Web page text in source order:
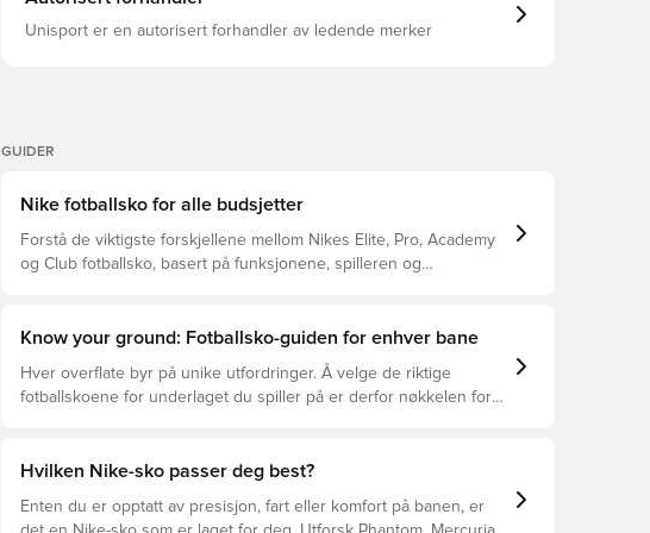
Unisport er en autorisert forhandler av ledende merker
GUIDER
Nike fotballsko for alle budsjetter
Forstå de viktigste forskjellene mellom Nikes Elite, Pro, Academy
og Club fotballsko, basert på funksjonene, spilleren og
Know your ground: Fotballsko-guiden for enhver bane
Hver overflate byr på unike utfordringer. Å velge de riktige
fotballskoene for underlaget du spiller på er derfor nøkkelen for
beste valget for de forskjellige overflatene.
Hvilken Nike-sko passer deg best?
Enten du er opptatt av presisjon, fart eller komfort på banen, er